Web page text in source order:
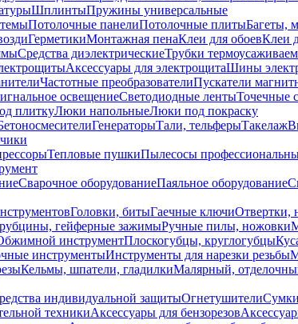
ШплинтыПружины универсальные
Потолочные панелиПотолочные плитыБагеты,
ГерметикиМонтажная пенаКлеи для обоевКлеи
Средства диэлектрическиеТрубки
Аксессуары для электрощитаШины
Частотные преобразователиПускатели
освещениеСветодиодные лентыТочечные
плиткуЛюки напольныеЛюки под покраску
ГенераторыТали, тельферыТакелаж
Тепловые пушкиПылесосы
Сварочное оборудованиеПаяльное оборудование
Головки, битыГаечные ключиОтвертки,
гейферные зажимыРучные пилы, ножовки
инструментПлоскогубцы, круглогубцы
инструментыИнструменты для нарезки резьбы
Кельмы, шпатели, гладилкиМалярный,
индивидуальной защитыОгнетушители
техникиАксессуары для бензорезов